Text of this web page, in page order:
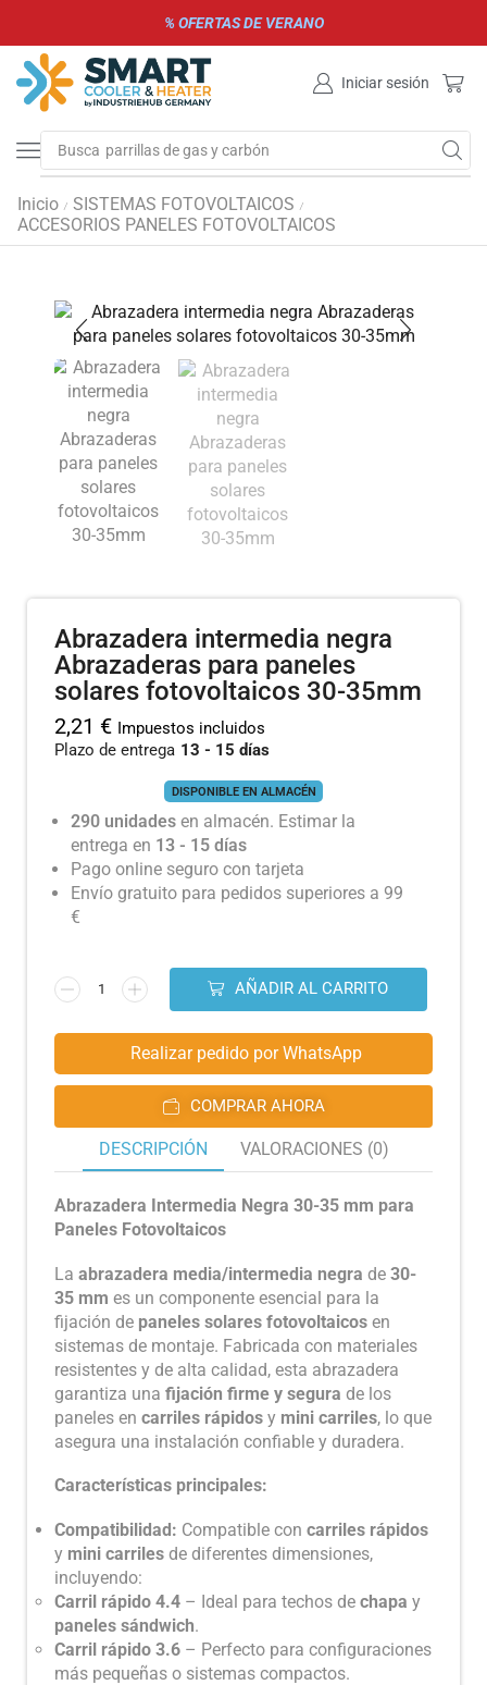
% OFERTAS DE VERANO
Iniciar sesión
Busca parrillas de gas y carbón
Inicio / SISTEMAS FOTOVOLTAICOS /
ACCESORIOS PANELES FOTOVOLTAICOS
Abrazadera intermedia negra
Abrazaderas para paneles
solares fotovoltaicos 30-35mm
2,21 € Impuestos incluidos
Plazo de entrega 13 - 15 días
DISPONIBLE EN ALMACÉN
290 unidades en almacén. Estimar la
entrega en 13 - 15 días
Pago online seguro con tarjeta
Envío gratuito para pedidos superiores a 99
€
AÑADIR AL CARRITO
Realizar pedido por WhatsApp
COMPRAR AHORA
DESCRIPCIÓN VALORACIONES (0)
Abrazadera Intermedia Negra 30-35 mm para
Paneles Fotovoltaicos
La abrazadera media/intermedia negra de 30-
35 mm es un componente esencial para la
fijación de paneles solares fotovoltaicos en
sistemas de montaje. Fabricada con materiales
resistentes y de alta calidad, esta abrazadera
garantiza una fijación firme y segura de los
paneles en carriles rápidos y mini carriles, lo que
asegura una instalación confiable y duradera.
Características principales:
Compatibilidad: Compatible con carriles rápidos
y mini carriles de diferentes dimensiones,
incluyendo:
Carril rápido 4.4 – Ideal para techos de chapa y
paneles sándwich.
Carril rápido 3.6 – Perfecto para configuraciones
más pequeñas o sistemas compactos.